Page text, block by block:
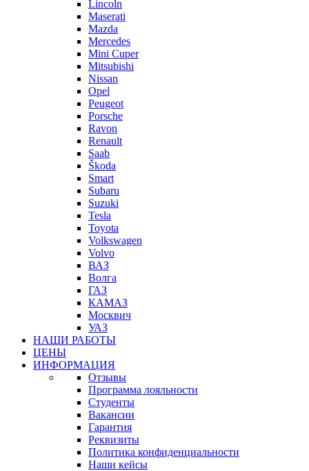
Lincoln
Maserati
Mazda
Mercedes
Mini Cuper
Mitsubishi
Nissan
Opel
Peugeot
Porsche
Ravon
Renault
Saab
Škoda
Smart
Subaru
Suzuki
Tesla
Toyota
Volkswagen
Volvo
ВАЗ
Волга
ГАЗ
КАМАЗ
Москвич
УАЗ
НАШИ РАБОТЫ
ЦЕНЫ
ИНФОРМАЦИЯ
Отзывы
Программа лояльности
Студенты
Вакансии
Гарантия
Реквизиты
Политика конфиденциальности
Наши кейсы